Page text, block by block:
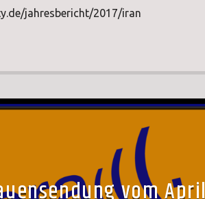
jahresbericht/2017/iran
vom April